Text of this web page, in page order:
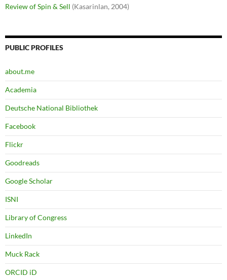
Review of Spin & Sell (Kasarinlan, 2004)
PUBLIC PROFILES
about.me
Academia
Deutsche National Bibliothek
Facebook
Flickr
Goodreads
Google Scholar
ISNI
Library of Congress
LinkedIn
Muck Rack
ORCID iD